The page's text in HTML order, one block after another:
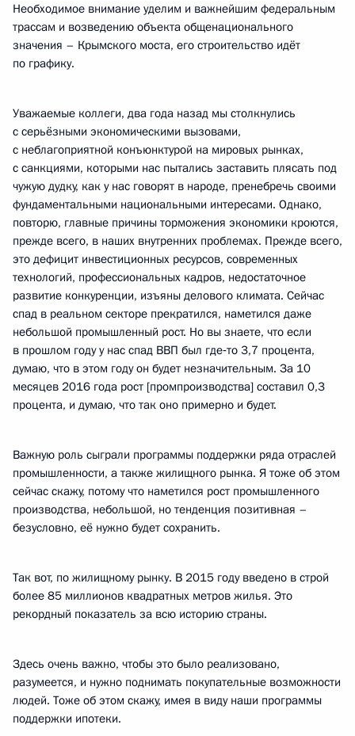
Необходимое внимание уделим и важнейшим федеральным
трассам и возведению объекта общенационального
значения – Крымского моста, его строительство идёт
по графику.
Уважаемые коллеги, два года назад мы столкнулись
с серьёзными экономическими вызовами,
с неблагоприятной конъюнктурой на мировых рынках,
с санкциями, которыми нас пытались заставить плясать под
чужую дудку, как у нас говорят в народе, пренебречь своими
фундаментальными национальными интересами. Однако,
повторю, главные причины торможения экономики кроются,
прежде всего, в наших внутренних проблемах. Прежде всего,
это дефицит инвестиционных ресурсов, современных
технологий, профессиональных кадров, недостаточное
развитие конкуренции, изъяны делового климата. Сейчас
спад в реальном секторе прекратился, наметился даже
небольшой промышленный рост. Но вы знаете, что если
в прошлом году у нас спад ВВП был где‑то 3,7 процента,
думаю, что в этом году он будет незначительным. За 10
месяцев 2016 года рост [промпроизводства] составил 0,3
процента, и думаю, что так оно примерно и будет.
Важную роль сыграли программы поддержки ряда отраслей
промышленности, а также жилищного рынка. Я тоже об этом
сейчас скажу, потому что наметился рост промышленного
производства, небольшой, но тенденция позитивная –
безусловно, её нужно будет сохранить.
Так вот, по жилищному рынку. В 2015 году введено в строй
более 85 миллионов квадратных метров жилья. Это
рекордный показатель за всю историю страны.
Здесь очень важно, чтобы это было реализовано,
разумеется, и нужно поднимать покупательные возможности
людей. Тоже об этом скажу, имея в виду наши программы
поддержки ипотеки.